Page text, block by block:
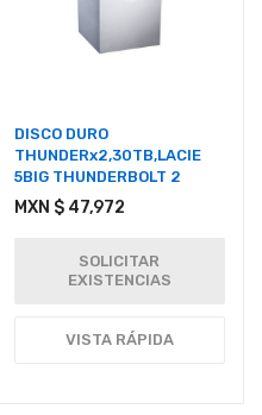
DISCO DURO
THUNDERx2,30TB,LACIE
5BIG THUNDERBOLT 2
MXN $ 47,972
SOLICITAR
EXISTENCIAS
VISTA RÁPIDA